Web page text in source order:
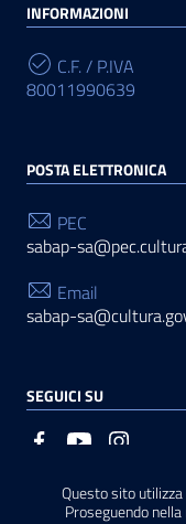
Questo sito
Proseguendo
INFORMAZIONI
C.F. / P.IVA
80011990639
POSTA ELETTRONICA
PEC
sabap-
Email
sabap-
SEGUICI SU
Sezione
Privacy | Cookie